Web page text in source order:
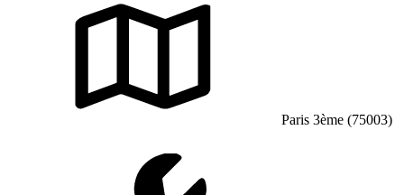
Paris 3ème (75003)